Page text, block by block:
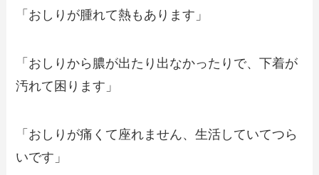
「おしりが腫れて熱もあります」
「おしりから膿が出たり出なかったりで、下着が
汚れて困ります」
「おしりが痛くて座れません、生活していてつら
いです」